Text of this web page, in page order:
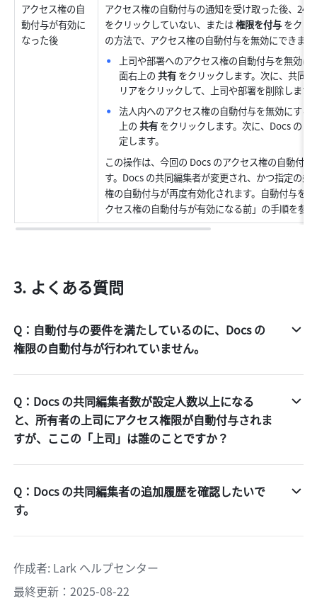
アクセス権の自
動付与が有効に
なった後
アクセス権の自動付与の通知を受け取った後、24
をクリックしていない、または 権限を付与 をクリ
の方法で、アクセス権の自動付与を無効にできます
上司や部署へのアクセス権の自動付与を無効
面右上の 共有 をクリックします。次に、共同
リアをクリックして、上司や部署を削除します
法人内へのアクセス権の自動付与を無効にする
上の 共有 をクリックします。次に、Docs の
定します。
この操作は、今回の Docs のアクセス権の自動付
す。Docs の共同編集者が変更され、かつ指定の条
権の自動付与が再度有効化されます。自動付与を
クセス権の自動付与が有効になる前」の手順を参
よくある質問
Q：自動付与の要件を満たしているのに、Docs の
権限の自動付与が行われていません。
Q：Docs の共同編集者数が設定人数以上になる
と、所有者の上司にアクセス権限が自動付与されま
すが、ここの「上司」は誰のことですか？
Q：Docs の共同編集者の追加履歴を確認したいで
す。
作成者: Lark ヘルプセンター
最終更新：2025-08-22